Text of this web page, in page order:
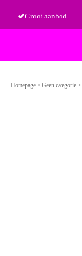
Groot aanbod
Homepage > Geen categorie >